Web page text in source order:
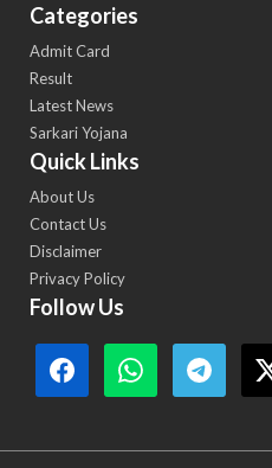
Categories
Admit Card
Result
Latest News
Sarkari Yojana
Quick Links
About Us
Contact Us
Disclaimer
Privacy Policy
Follow Us